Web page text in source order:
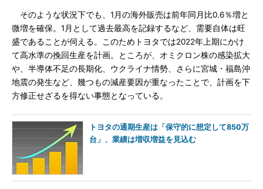
そのような状況下でも、1月の海外販売は前年同月比0.6％増と
微増を確保。1月として過去最高を記録するなど、需要自体は旺
盛であることが伺える。このためトヨタでは2022年上期にかけ
て高水準の挽回生産を計画。ところが、オミクロン株の感染拡大
や、半導体不足の長期化、ウクライナ情勢、さらに宮城・福島沖
地震の発生など、幾つもの減産要因が重なったことで、計画を下
方修正せざるを得ない事態となっている。
トヨタの通期生産は「保守的に想定して850万
台」、業績は増収増益を見込む